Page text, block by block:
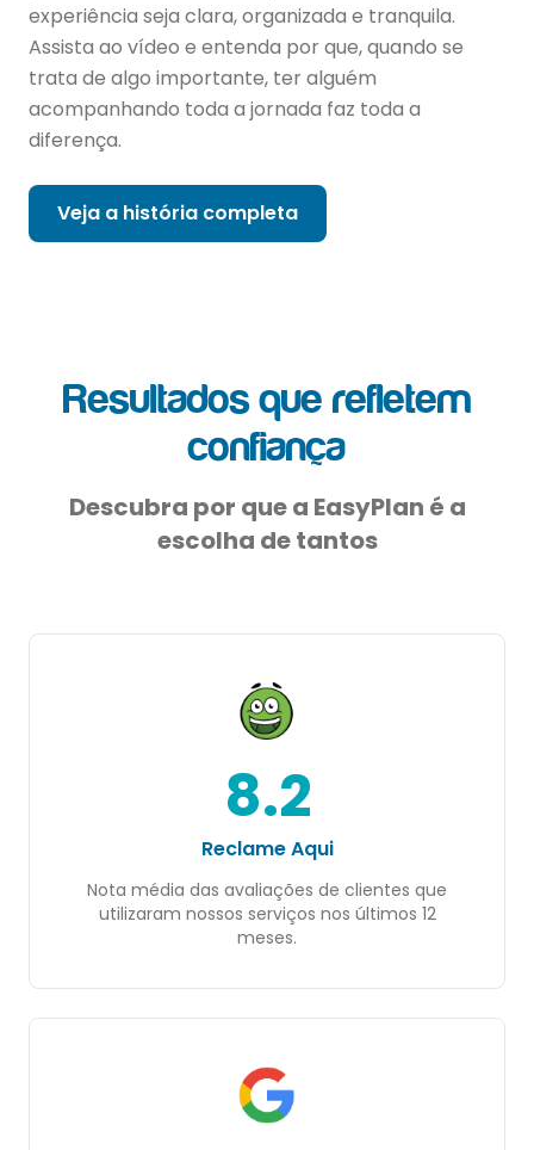
experiência seja clara, organizada e tranquila.
Assista ao vídeo e entenda por que, quando se
trata de algo importante, ter alguém
acompanhando toda a jornada faz toda a
diferença.
Veja a história completa
Resultados que refletem
confiança
Descubra por que a EasyPlan é a
escolha de tantos
8.2
Reclame Aqui
Nota média das avaliações de clientes que
utilizaram nossos serviços nos últimos 12
meses.